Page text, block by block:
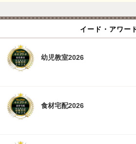
イード・アワー
幼児教室2026
食材宅配2026